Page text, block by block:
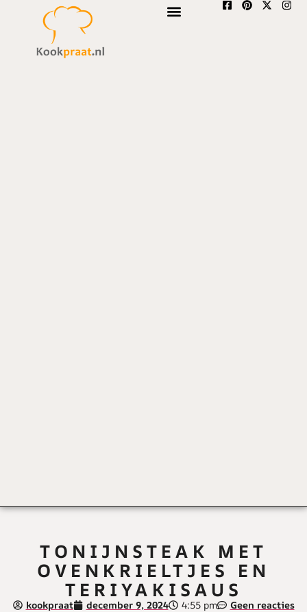
TONIJNSTEAK MET
OVENKRIELTJES EN
TERIYAKISAUS
kookpraat december 9, 2024 4:55 pm Geen reacties